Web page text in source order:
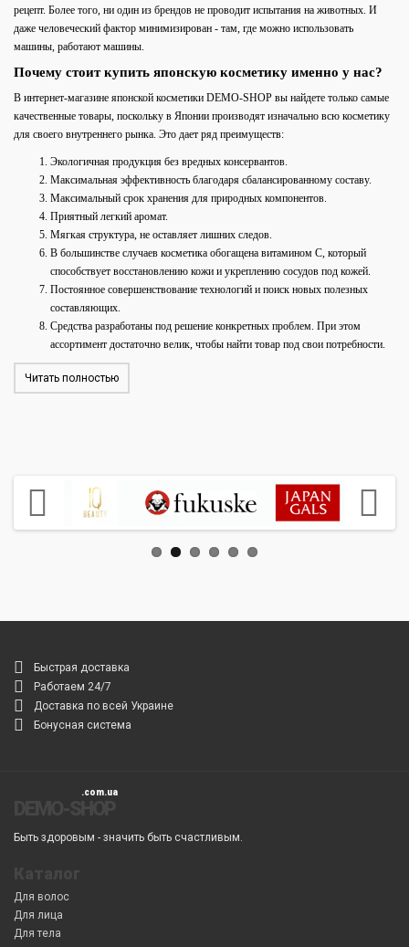
рецепт. Более того, ни один из брендов не проводит испытания на животных. И
даже человеческий фактор минимизирован - там, где можно использовать
машины, работают машины.
Почему стоит купить японскую косметику именно у нас?
В интернет-магазине японской косметики DEMO-SHOP вы найдете только самые
качественные товары, поскольку в Японии производят изначально всю косметику
для своего внутреннего рынка. Это дает ряд преимуществ:
Экологичная продукция без вредных консервантов.
Максимальная эффективность благодаря сбалансированному составу.
Максимальный срок хранения для природных компонентов.
Приятный легкий аромат.
Мягкая структура, не оставляет лишних следов.
В большинстве случаев косметика обогащена витамином С, который
способствует восстановлению кожи и укреплению сосудов под кожей.
Постоянное совершенствование технологий и поиск новых полезных
составляющих.
Средства разработаны под решение конкретных проблем. При этом
ассортимент достаточно велик, чтобы найти товар под свои потребности.
Читать полностью
Быстрая доставка
Работаем 24/7
Доставка по всей Украине
Бонусная система
Быть здоровым - значить быть счастливым.
Для волос
Для лица
Для тела